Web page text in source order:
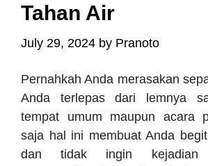
Tahan Air
July 29, 2024 by Pranoto
Pernahkah Anda merasakan
Anda terlepas dari lemnya
tempat umum maupun acara
saja hal ini membuat Anda
dan tidak ingin